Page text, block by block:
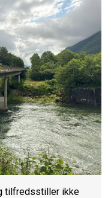
tilfredsstiller ikke